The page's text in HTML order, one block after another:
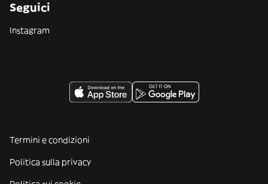
Seguici
Instagram
Termini e condizioni
Politica sulla privacy